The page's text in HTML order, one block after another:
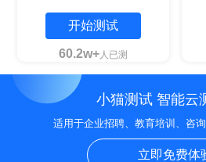
开始测试
60.2w+人已测
小猫测试 智能云
适用于企业招聘、教育培训、咨
立即免费体